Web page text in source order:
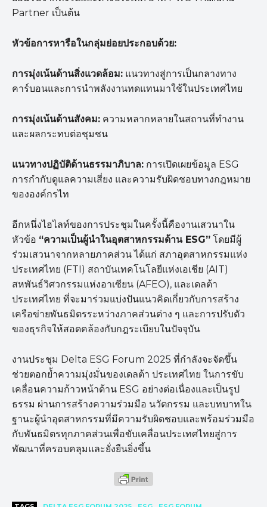
Partner เป็นต้น
หัวข้อการหารือในกลุ่มย่อยประกอบด้วย:
การมุ่งเน้นด้านสิ่งแวดล้อม: แนวทางสู่การเป็นกลางทาง
คาร์บอนและการนำพลังงานทดแทนมาใช้ในประเทศไทย
การมุ่งเน้นด้านสังคม: ความหลากหลายในสถานที่ทำงาน
และผลกระทบต่อชุมชน
แนวทางปฏิบัติด้านธรรมาภิบาล: การเปิดเผยข้อมูล ESG
การกำกับดูแลความเสี่ยง และความรับผิดชอบทางกฎหมาย
ขององค์กรไท
อีกหนึ่งไฮไลท์ของการประชุมในครั้งนี้คืองานเสวนาใน
หัวข้อ “ความเป็นผู้นำในอุตสาหกรรมด้าน ESG” โดยมีผู้
ร่วมเสวนาจากหลายภาคส่วน ได้แก่ สภาอุตสาหกรรมแห่ง
ประเทศไทย (FTI) สถาบันเทคโนโลยีแห่งเอเชีย (AIT)
สหพันธ์วิศวกรรมแห่งอาเซียน (AFEO), และเดลต้า
ประเทศไทย ที่จะมาร่วมแบ่งปันแนวคิดเกี่ยวกับการสร้าง
เครือข่ายพันธมิตรระหว่างภาคส่วนต่าง ๆ และการปรับตัว
ของธุรกิจให้สอดคล้องกับกฎระเบียบในปัจจุบัน
งานประชุม Delta ESG Forum 2025 ที่กำลังจะจัดขึ้น
ช่วยตอกย้ำความมุ่งมั่นของเดลต้า ประเทศไทย ในการขับ
เคลื่อนความก้าวหน้าด้าน ESG อย่างต่อเนื่องและเป็นรูป
ธรรม ผ่านการสร้างความร่วมมือ นวัตกรรม และบทบาทใน
ฐานะผู้นำอุตสาหกรรมที่มีความรับผิดชอบและพร้อมร่วมมือ
กับพันธมิตรทุกภาคส่วนเพื่อขับเคลื่อนประเทศไทยสู่การ
พัฒนาที่ครอบคลุมและยั่งยืนยิ่งขึ้น